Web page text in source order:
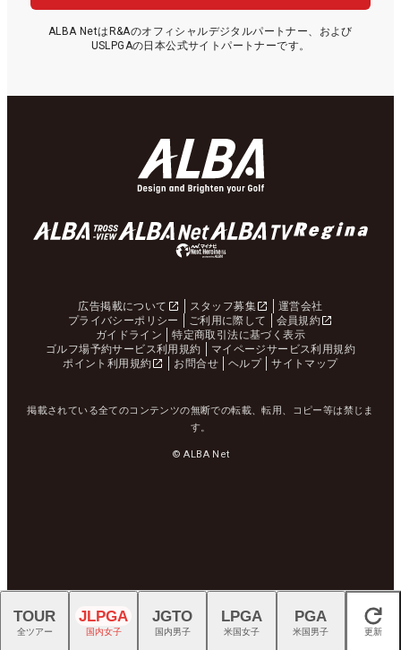
ALBA NetはR&Aのオフィシャルデジタルパートナー、および
USLPGAの日本公式サイトパートナーです。
広告掲載について スタッフ募集
運営会社
プライバシーポリシー
ご利用に際して
会員規約
ガイドライン
特定商取引法に基づく表示
ゴルフ場予約サービス利用規約
マイページサービス利用規約
ポイント利用規約
お問合せ ヘルプ サイトマップ
掲載されている全てのコンテンツの無断での転載、転用、コピー等は禁じま
す。
© ALBA Net
閉じる
TOUR
全ツアー
JLPGA
国内女子
JGTO
国内男子
LPGA
米国女子
PGA
米国男子 更新